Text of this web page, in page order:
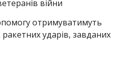
війни
отримуватимуть
ударів, завданих